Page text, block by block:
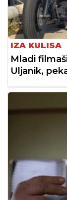
IZA KULISA
Mladi
Uljanik,